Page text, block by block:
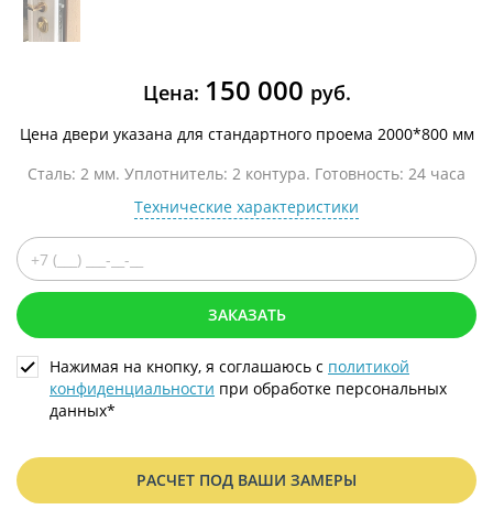
Цена: 150 000 руб.
Цена двери указана для стандартного проема 2000*800 мм
Сталь: 2 мм. Уплотнитель: 2 контура. Готовность: 24 часа
Технические характеристики
ЗАКАЗАТЬ
Нажимая на кнопку, я соглашаюсь с политикой
конфиденциальности при обработке персональных
данных*
РАСЧЕТ ПОД ВАШИ ЗАМЕРЫ